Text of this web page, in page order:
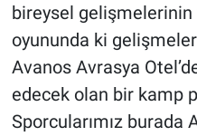
bireysel gelişmelerinin
oyununda ki
Avanos Avrasya
edecek olan bir kamp
Sporcularımız burada